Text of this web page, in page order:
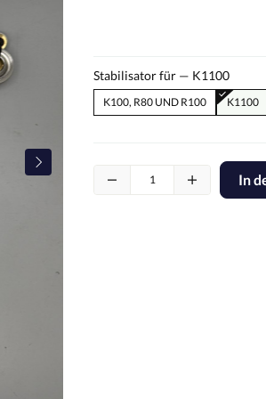
Stabilisator für — K1100
K100, R80 UND R100 K1100
In